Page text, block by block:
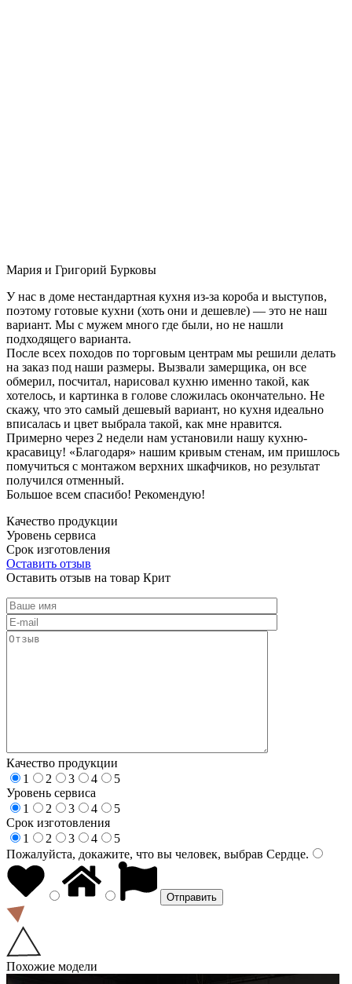
Мария и Григорий Бурковы
У нас в доме нестандартная кухня из-за короба и выступов,
поэтому готовые кухни (хоть они и дешевле) — это не наш
вариант. Мы с мужем много где были, но не нашли
подходящего варианта.
После всех походов по торговым центрам мы решили делать
на заказ под наши размеры. Вызвали замерщика, он все
обмерил, посчитал, нарисовал кухню именно такой, как
хотелось, и картинка в голове сложилась окончательно. Не
скажу, что это самый дешевый вариант, но кухня идеально
вписалась и цвет выбрала такой, как мне нравится.
Примерно через 2 недели нам установили нашу кухню-
красавицу! «Благодаря» нашим кривым стенам, им пришлось
помучиться с монтажом верхних шкафчиков, но результат
получился отменный.
Большое всем спасибо! Рекомендую!
Качество продукции
Уровень сервиса
Срок изготовления
Оставить отзыв
Оставить отзыв на товар Крит
Качество продукции
1
2 3 4
5
Уровень сервиса
1
2 3 4
5
Срок изготовления
1
2 3 4
5
Пожалуйста, докажите, что вы человек, выбрав Сердце.
Похожие модели